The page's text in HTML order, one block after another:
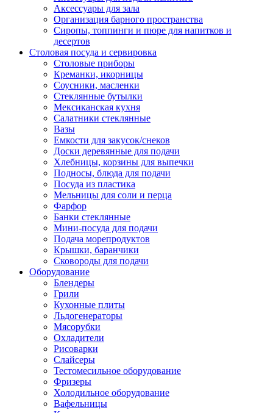
Аксессуары для зала
Организация барного пространства
Сиропы, топпинги и пюре для напитков и
десертов
Столовая посуда и сервировка
Столовые приборы
Креманки, икорницы
Соусники, масленки
Стеклянные бутылки
Мексиканская кухня
Салатники стеклянные
Вазы
Емкости для закусок/снеков
Доски деревянные для подачи
Хлебницы, корзины для выпечки
Подносы, блюда для подачи
Посуда из пластика
Мельницы для соли и перца
Фарфор
Банки стеклянные
Мини-посуда для подачи
Подача морепродуктов
Крышки, баранчики
Сковороды для подачи
Оборудование
Блендеры
Грили
Кухонные плиты
Льдогенераторы
Мясорубки
Охладители
Рисоварки
Слайсеры
Тестомесильное оборудование
Фризеры
Холодильное оборудование
Вафельницы